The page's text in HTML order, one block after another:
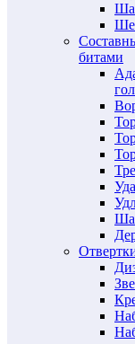
битами